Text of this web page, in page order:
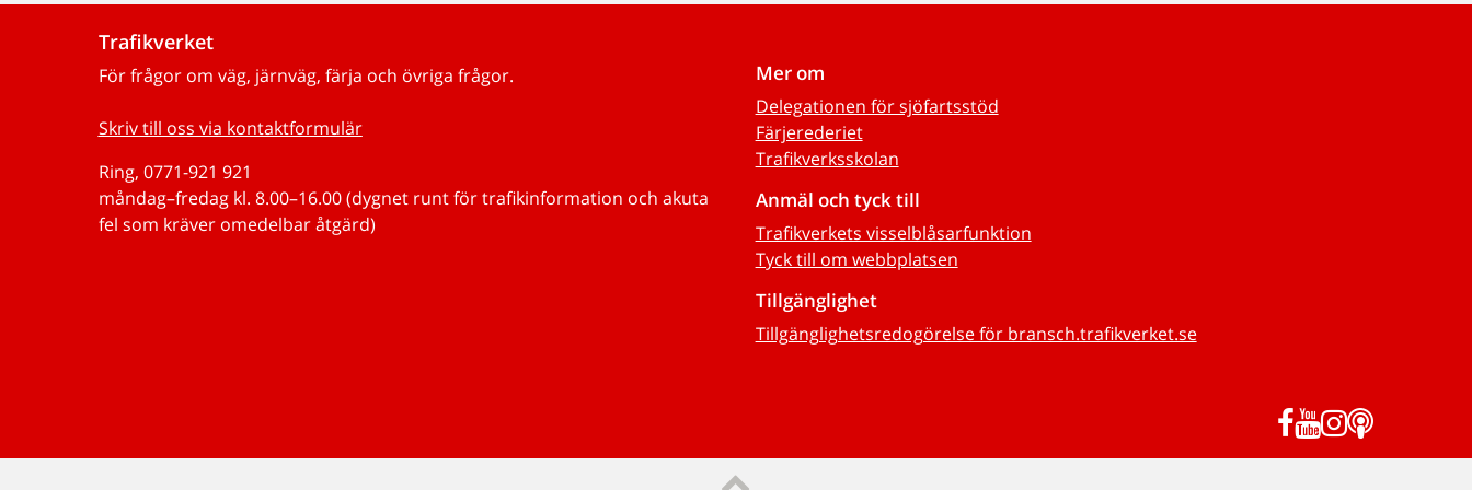
Trafikverket
För frågor om väg, järnväg, färja och övriga frågor.
Skriv till oss via kontaktformulär
Ring, 0771-921 921
måndag–fredag kl. 8.00–16.00 (dygnet runt för trafikinformation och akuta
fel som kräver omedelbar åtgärd)
Mer om
Delegationen för sjöfartsstöd
Färjerederiet
Trafikverksskolan
Anmäl och tyck till
Trafikverkets visselblåsarfunktion
Tyck till om webbplatsen
Tillgänglighet
Tillgänglighetsredogörelse för bransch.trafikverket.se
Facebook
YouTube
Instagram
Podd